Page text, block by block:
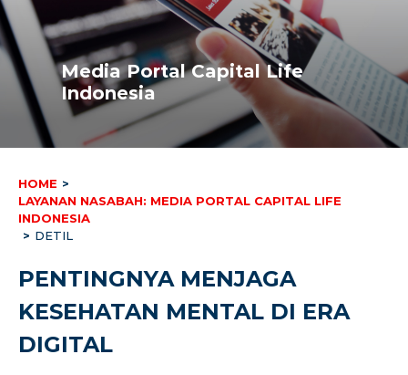
Media Portal Capital Life
Indonesia
HOME >
LAYANAN NASABAH: MEDIA PORTAL CAPITAL LIFE
INDONESIA
> DETIL
PENTINGNYA MENJAGA
KESEHATAN MENTAL DI ERA
DIGITAL